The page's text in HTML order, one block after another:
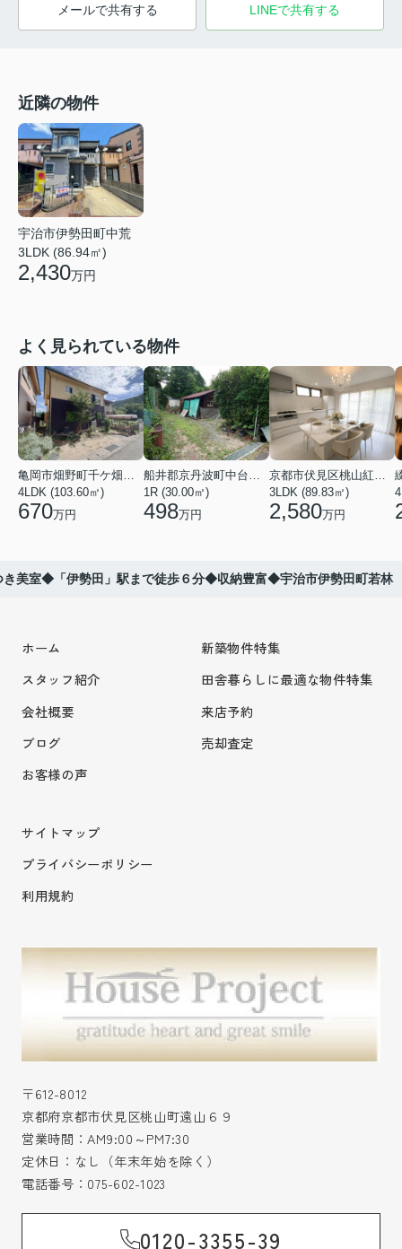
メールで共有する LINEで共有する
近隣の物件
宇治市伊勢田町中荒
3LDK (86.94㎡)
2,430万円
よく見られている物件
4LDK (103.60㎡)
670万円
1R (30.00㎡)
498万円
3LDK (89.83㎡)
2,580万円
美室◆「伊勢田」駅まで徒歩６分◆収納豊富◆宇治市伊勢田町若林
ホーム
スタッフ紹介
会社概要
ブログ
お客様の声
新築物件特集
田舎暮らしに最適な物件特集
来店予約
売却査定
サイトマップ
プライバシーポリシー
利用規約
〒612-8012
京都府京都市伏見区桃山町遠山６９
営業時間：AM9:00～PM7:30
定休日：なし（年末年始を除く）
電話番号： 075-602-1023
0120-3355-39